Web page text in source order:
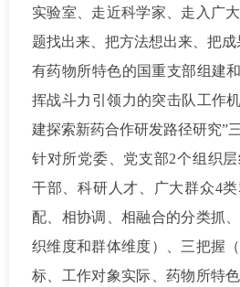
实验室、走近科学家、走入广
题找出来、把方法想出来、把
有药物所特色的国重支部组建
挥战斗力引领力的突击队工作
建探索新药合作研发路径研究”
针对所党委、党支部2个组织
干部、科研人才、广大群众4
配、相协调、相融合的分类抓
织维度和群体维度）、三把握
标、工作对象实际、药物所特